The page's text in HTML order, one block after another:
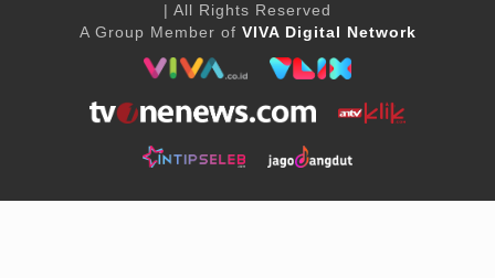
| All Rights Reserved
A Group Member of VIVA Digital Network